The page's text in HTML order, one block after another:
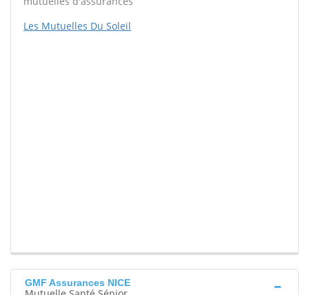
Les Mutuelles Du Soleil
GMF Assurances NICE